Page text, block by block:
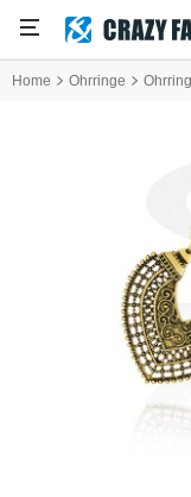
Home Ohrringe